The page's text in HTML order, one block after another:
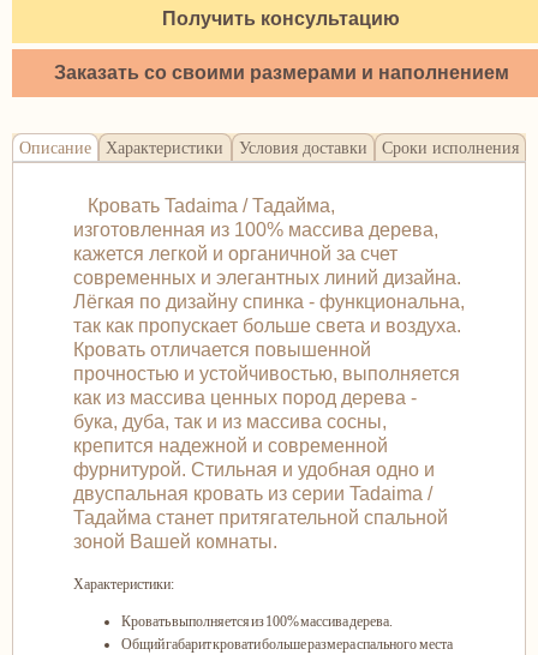
Получить консультацию
Заказать со своими размерами и наполнением
Описание Характеристики Условия доставки Сроки исполнения
Кровать Tadaima / Тадайма,
изготовленная из 100% массива дерева,
кажется легкой и органичной за счет
современных и элегантных линий дизайна.
Лёгкая по дизайну спинка - функциональна,
так как пропускает больше света и воздуха.
Кровать отличается повышенной
прочностью и устойчивостью, выполняется
как из массива ценных пород дерева -
бука, дуба, так и из массива сосны,
крепится надежной и современной
фурнитурой. Стильная и удобная одно и
двуспальная кровать из серии Tadaima /
Тадайма станет притягательной спальной
зоной Вашей комнаты.
Характеристики:
Кровать выполняется из 100% массива дерева.
Общий габарит кровати больше размера спального места